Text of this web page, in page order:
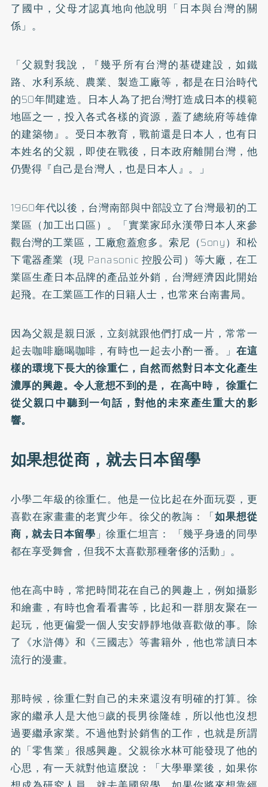
了國中，父母才認真地向他說明「日本與台灣的關
係」。
「父親對我說，『幾乎所有台灣的基礎建設，如鐵
路、水利系統、農業、製造工廠等，都是在日治時代
的50年間建造。日本人為了把台灣打造成日本的模範
地區之一，投入各式各樣的資源，蓋了總統府等雄偉
的建築物』。受日本教育，戰前還是日本人，也有日
本姓名的父親，即使在戰後，日本政府離開台灣，他
仍覺得『自己是台灣人，也是日本人』。」
1960年代以後，台灣南部與中部設立了台灣最初的工
業區（加工出口區）。「實業家邱永漢帶日本人來參
觀台灣的工業區，工廠愈蓋愈多。索尼（Sony）和松
下電器產業（現 Panasonic 控股公司）等大廠，在工
業區生產日本品牌的產品並外銷，台灣經濟因此開始
起飛。在工業區工作的日籍人士，也常來台南書局。
因為父親是親日派，立刻就跟他們打成一片，常常一
起去咖啡廳喝咖啡，有時也一起去小酌一番。」 在這
樣的環境下長大的徐重仁，自然而然對日本文化產生
濃厚的興趣。令人意想不到的是， 在高中時， 徐重仁
從父親口中聽到一句話，對他的未來產生重大的影
響。
如果想從商，就去日本留學
小學二年級的徐重仁。他是一位比起在外面玩耍，更
喜歡在家畫畫的老實少年。徐父的教誨：「如果想從
商，就去日本留學」徐重仁坦言： 「幾乎身邊的同學
都在享受舞會，但我不太喜歡那種奢侈的活動」。
他在高中時，常把時間花在自己的興趣上，例如攝影
和繪畫，有時也會看看書等，比起和一群朋友聚在一
起玩，他更偏愛一個人安安靜靜地做喜歡做的事。除
了《水滸傳》和《三國志》等書籍外，他也常讀日本
流行的漫畫。
那時候，徐重仁對自己的未來還沒有明確的打算。徐
家的繼承人是大他9歲的長男徐隆雄，所以他也沒想
過要繼承家業。不過他對於銷售的工作，也就是所謂
的「零售業」很感興趣。父親徐水林可能發現了他的
心思，有一天就對他這麼說：「大學畢業後，如果你